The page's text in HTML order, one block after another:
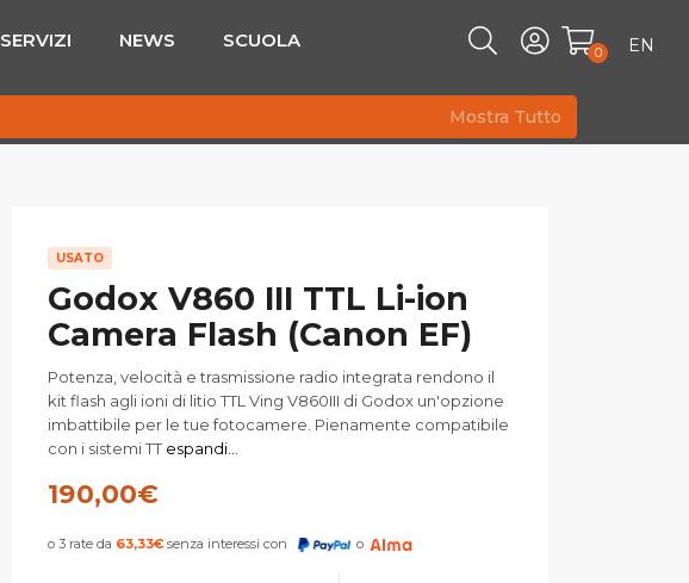
SERVIZI NEWS SCUOLA
0 EN
Mostra Tutto
USATO
Godox V860 III TTL Li-ion
Camera Flash (Canon EF)
Potenza, velocità e trasmissione radio integrata rendono il
kit flash agli ioni di litio TTL Ving V860III di Godox un'opzione
imbattibile per le tue fotocamere. Pienamente compatibile
con i sistemi TT espandi...
190,00€
o 3 rate da 63,33€ senza interessi con o